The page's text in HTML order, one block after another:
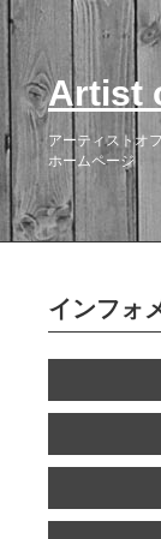
Artist
アーティストオ
ホームページ
インフォ